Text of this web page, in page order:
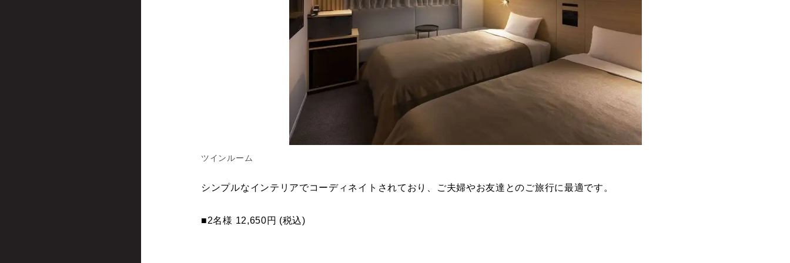
ツインルーム
シンプルなインテリアでコーディネイトされており、ご夫婦やお友達とのご旅行に最適です。
■2名様 12,650円 (税込)